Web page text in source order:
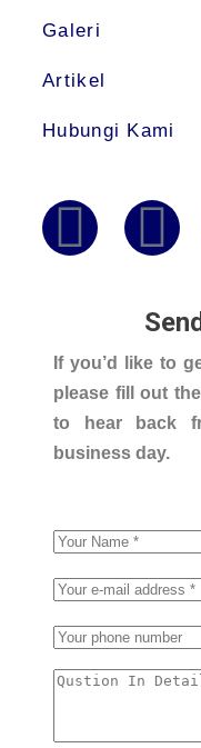
Galeri
Artikel
Hubungi Kami
If you’d like to
please fill out
to hear back
business day.